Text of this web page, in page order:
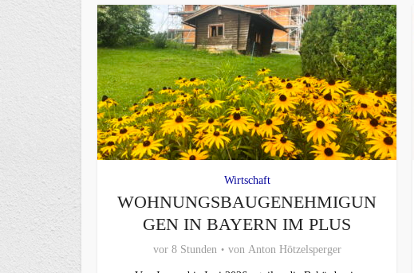
Wirtschaft
WOHNUNGSBAUGENEHMIGUN
GEN IN BAYERN IM PLUS
vor 8 Stunden von Anton Hötzelsperger